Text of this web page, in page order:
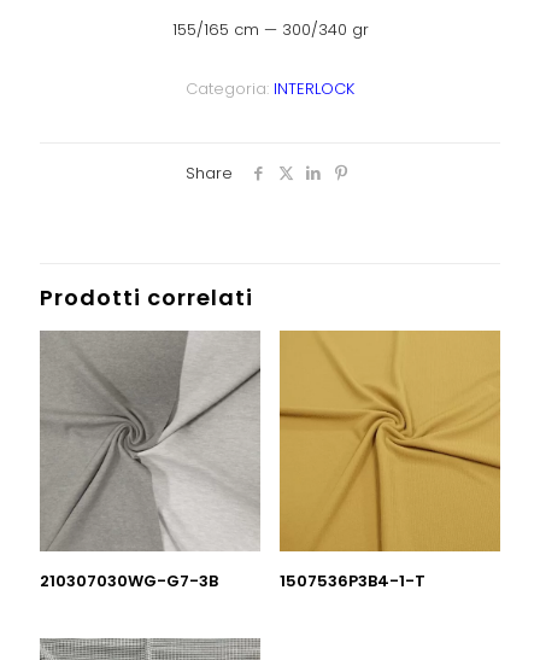
155/165 cm — 300/340 gr
Categoria: INTERLOCK
Share
Prodotti correlati
210307030WG-G7-3B 1507536P3B4-1-T